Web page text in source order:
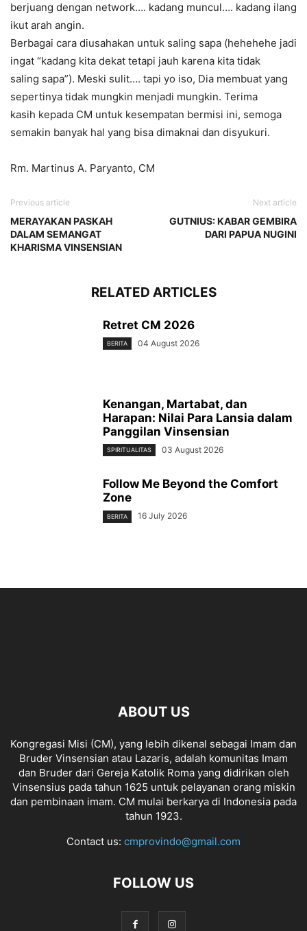
berjuang dengan network…. kadang muncul…. kadang ilang
ikut arah angin.
Berbagai cara diusahakan untuk saling sapa (hehehehe jadi
ingat “kadang kita dekat tetapi jauh karena kita tidak
saling sapa”). Meski sulit…. tapi yo iso, Dia membuat yang
sepertinya tidak mungkin menjadi mungkin. Terima
kasih kepada CM untuk kesempatan bermisi ini, semoga
semakin banyak hal yang bisa dimaknai dan disyukuri.
Rm. Martinus A. Paryanto, CM
Previous article
MERAYAKAN PASKAH
DALAM SEMANGAT
KHARISMA VINSENSIAN
Next article
GUTNIUS: KABAR GEMBIRA
DARI PAPUA NUGINI
RELATED ARTICLES
Retret CM 2026
BERITA 04 August 2026
Kenangan, Martabat, dan
Harapan: Nilai Para Lansia dalam
Panggilan Vinsensian
SPIRITUALITAS 03 August 2026
Follow Me Beyond the Comfort
Zone
BERITA 16 July 2026
ABOUT US
Kongregasi Misi (CM), yang lebih dikenal sebagai Imam dan
Bruder Vinsensian atau Lazaris, adalah komunitas Imam
dan Bruder dari Gereja Katolik Roma yang didirikan oleh
Vinsensius pada tahun 1625 untuk pelayanan orang miskin
dan pembinaan imam. CM mulai berkarya di Indonesia pada
tahun 1923.
Contact us: cmprovindo@gmail.com
FOLLOW US